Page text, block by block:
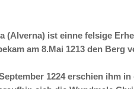
(Alverna) ist einne felsige
am 8.Mai 1213 den Berg
1224 erschien ihm